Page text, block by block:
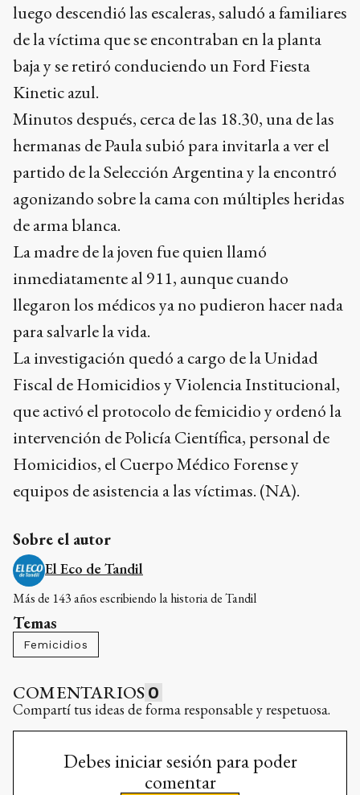
luego descendió las escaleras, saludó a familiares
de la víctima que se encontraban en la planta
baja y se retiró conduciendo un Ford Fiesta
Kinetic azul.
Minutos después, cerca de las 18.30, una de las
hermanas de Paula subió para invitarla a ver el
partido de la Selección Argentina y la encontró
agonizando sobre la cama con múltiples heridas
de arma blanca.
La madre de la joven fue quien llamó
inmediatamente al 911, aunque cuando
llegaron los médicos ya no pudieron hacer nada
para salvarle la vida.
La investigación quedó a cargo de la Unidad
Fiscal de Homicidios y Violencia Institucional,
que activó el protocolo de femicidio y ordenó la
intervención de Policía Científica, personal de
Homicidios, el Cuerpo Médico Forense y
equipos de asistencia a las víctimas. (NA).
Sobre el autor
El Eco de Tandil
Más de 143 años escribiendo la historia de Tandil
Temas
Femicidios
COMENTARIOS 0
Compartí tus ideas de forma responsable y respetuosa.
Debes iniciar sesión para poder
comentar